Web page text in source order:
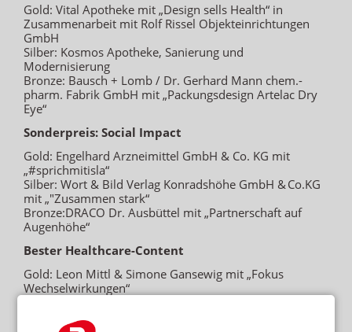
Gold: Vital Apotheke mit „Design sells Health“ in
Zusammenarbeit mit Rolf Rissel Objekteinrichtungen
GmbH
Silber: Kosmos Apotheke, Sanierung und
Modernisierung
Bronze: Bausch + Lomb / Dr. Gerhard Mann chem.-
pharm. Fabrik GmbH mit „Packungsdesign Artelac Dry
Eye“
Sonderpreis: Social Impact
Gold: Engelhard Arzneimittel GmbH & Co. KG mit
„#sprichmitisla“
Silber: Wort & Bild Verlag Konradshöhe GmbH & Co.KG
mit „"Zusammen stark“
Bronze:DRACO Dr. Ausbüttel mit „Partnerschaft auf
Augenhöhe“
Bester Healthcare-Content
Gold: Leon Mittl & Simone Gansewig mit „Fokus
Wechselwirkungen“